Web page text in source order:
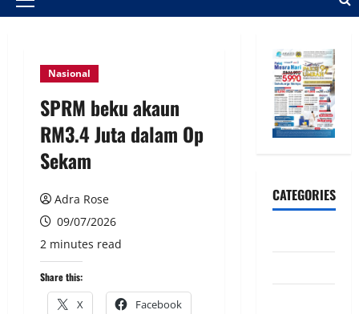
Nasional
SPRM beku akaun
RM3.4 Juta dalam Op
Sekam
Adra Rose
09/07/2026
2 minutes read
Share this:
X Facebook
CATEGORIES